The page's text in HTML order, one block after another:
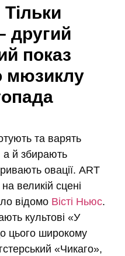
другий
показ
мюзиклу
та варять
а й збирають
овації. ART
великій сцені
відомо Вісті Ньюс.
культові «У
цього широкому
«Чикаго»,